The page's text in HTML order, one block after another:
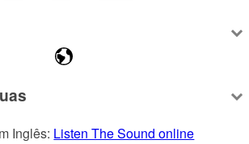
Inglês: Listen The Sound online